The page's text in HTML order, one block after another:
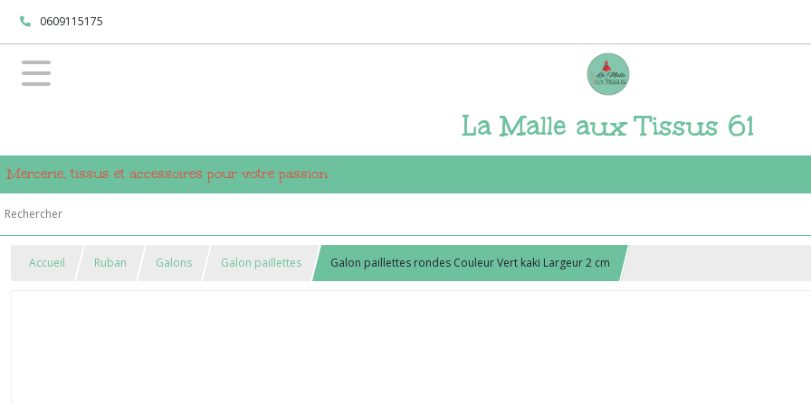
0609115175
La Malle aux Tissus 61
Mercerie, tissus et accessoires pour votre passion
Accueil Ruban Galons Galon paillettes Galon paillettes rondes Couleur Vert kaki Largeur 2 cm